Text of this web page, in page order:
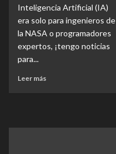
Inteligencia Artificial (IA)
era solo para ingenieros de
la NASA o programadores
expertos, ¡tengo noticias
para...
Leer más